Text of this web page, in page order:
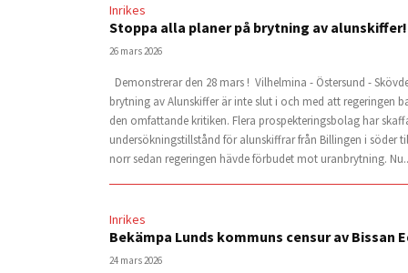
Inrikes
Stoppa alla planer på brytning av alunskiffer!
26 mars 2026
Demonstrerar den 28 mars ! Vilhelmina - Östersund -
brytning av Alunskiffer är inte slut i och med att regeringen
den omfattande kritiken. Flera prospekteringsbolag har
undersökningstillstånd för alunskiffrar från Billingen i söder
norr sedan regeringen hävde förbudet mot uranbrytning.
Inrikes
Bekämpa Lunds kommuns censur av Bissan
24 mars 2026